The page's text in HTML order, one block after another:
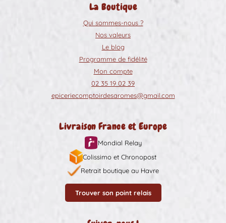
La Boutique
Qui sommes-nous ?
Nos valeurs
Le blog
Programme de fidélité
Mon compte
02 35 19 02 39
epiceriecomptoirdesaromes@gmail.com
Livraison France et Europe
Mondial Relay
Colissimo et Chronopost
Retrait boutique au Havre
Trouver son point relais